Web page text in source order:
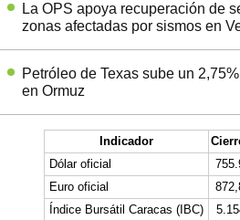
La OPS apoya recuperación de
zonas afectadas por sismos en
Petróleo de Texas sube un
en Ormuz
Indicador
Dólar oficial
Euro oficial
Índice Bursátil Caracas (IBC)